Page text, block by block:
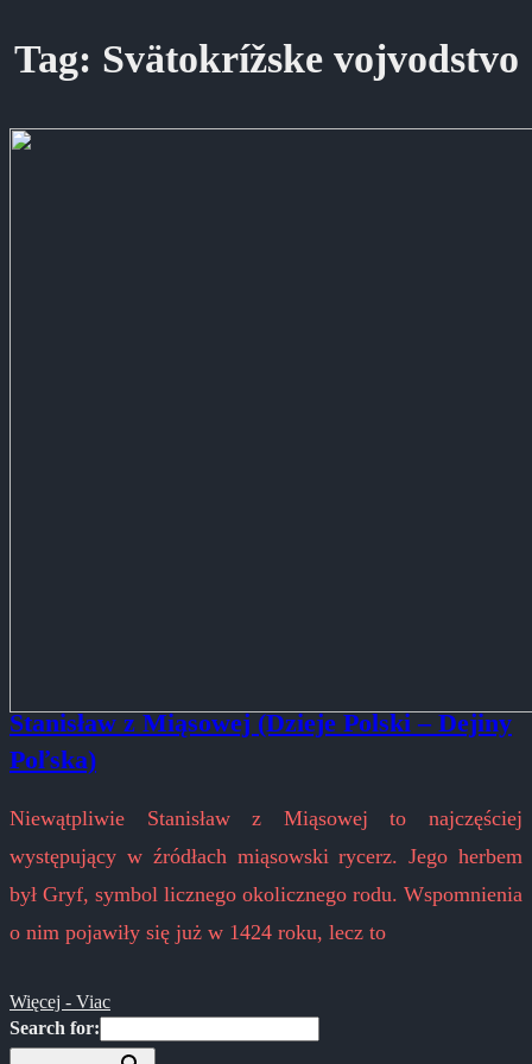
Tag: Svätokrížske vojvodstvo
Stanisław z Miąsowej (Dzieje Polski – Dejiny
Poľska)
Niewątpliwie Stanisław z Miąsowej to najczęściej
występujący w źródłach miąsowski rycerz. Jego herbem
był Gryf, symbol licznego okolicznego rodu. Wspomnienia
o nim pojawiły się już w 1424 roku, lecz to
Więcej - Viac
Search for: